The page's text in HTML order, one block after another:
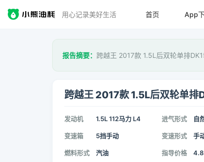
用心记录美好生活 首页 App
报告摘要： 跨越王 2017款 1.5L后双轮单排
跨越王 2017款 1.5L后双轮单排
发动机 1.5L 112马力 L4 进气形式 自
变速箱 5挡手动 变速形式 手
燃料形式 汽油 指导价格